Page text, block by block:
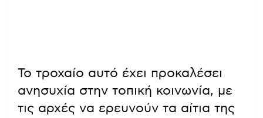
Το τροχαίο αυτό έχει προκαλέσει
ανησυχία στην τοπική κοινωνία, με
τις αρχές να ερευνούν τα αίτια της